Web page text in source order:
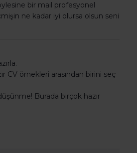
bir mail profesyonel
ne kadar iyi olursa olsun seni
CV örnekleri arasından birini seç
Burada birçok hazır